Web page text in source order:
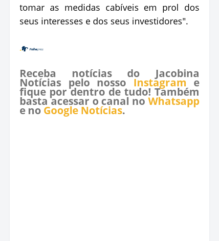
tomar as medidas cabíveis em prol dos
seus interesses e dos seus investidores".
Receba notícias do Jacobina
Notícias pelo nosso Instagram e
fique por dentro de tudo! Também
basta acessar o canal no Whatsapp
e no Google Notícias.